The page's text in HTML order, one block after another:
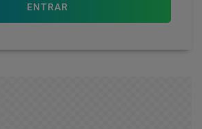
ENTRAR